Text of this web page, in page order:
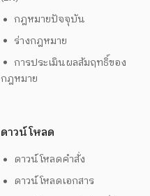
กฎหมายปัจจุบัน
ร่างกฎหมาย
การประเมินผลสัมฤทธิ์ของ
กฎหมาย
ดาวน์โหลด
ดาวน์โหลดคำสั่ง
ดาวน์โหลดเอกสาร